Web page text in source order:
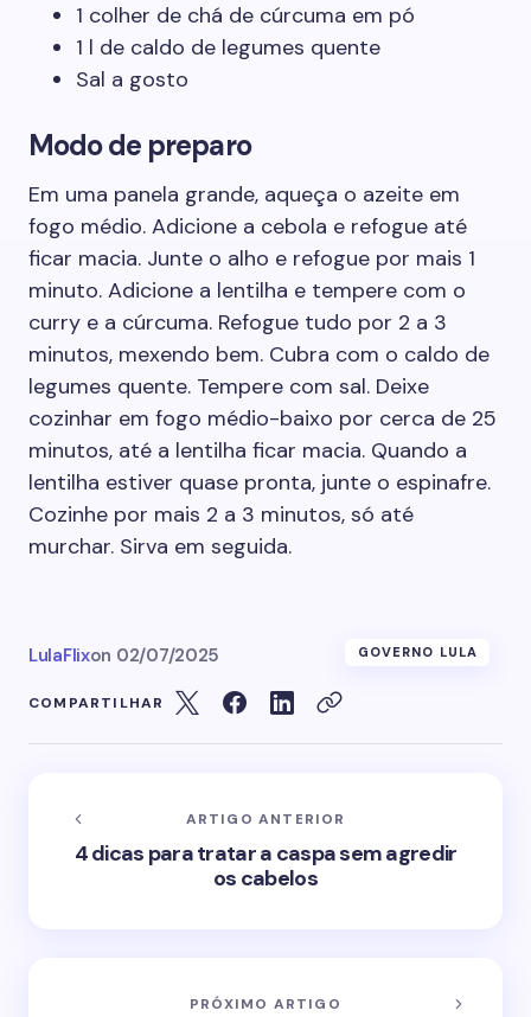
1 colher de chá de cúrcuma em pó
1 l de caldo de legumes quente
Sal a gosto
Modo de preparo
Em uma panela grande, aqueça o azeite em
fogo médio. Adicione a cebola e refogue até
ficar macia. Junte o alho e refogue por mais 1
minuto. Adicione a lentilha e tempere com o
curry e a cúrcuma. Refogue tudo por 2 a 3
minutos, mexendo bem. Cubra com o caldo de
legumes quente. Tempere com sal. Deixe
cozinhar em fogo médio-baixo por cerca de 25
minutos, até a lentilha ficar macia. Quando a
lentilha estiver quase pronta, junte o espinafre.
Cozinhe por mais 2 a 3 minutos, só até
murchar. Sirva em seguida.
LulaFlixon 02/07/2025 GOVERNO LULA
COMPARTILHAR
ARTIGO ANTERIOR
4 dicas para tratar a caspa sem agredir
os cabelos
PRÓXIMO ARTIGO